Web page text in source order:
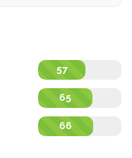
57
65
66